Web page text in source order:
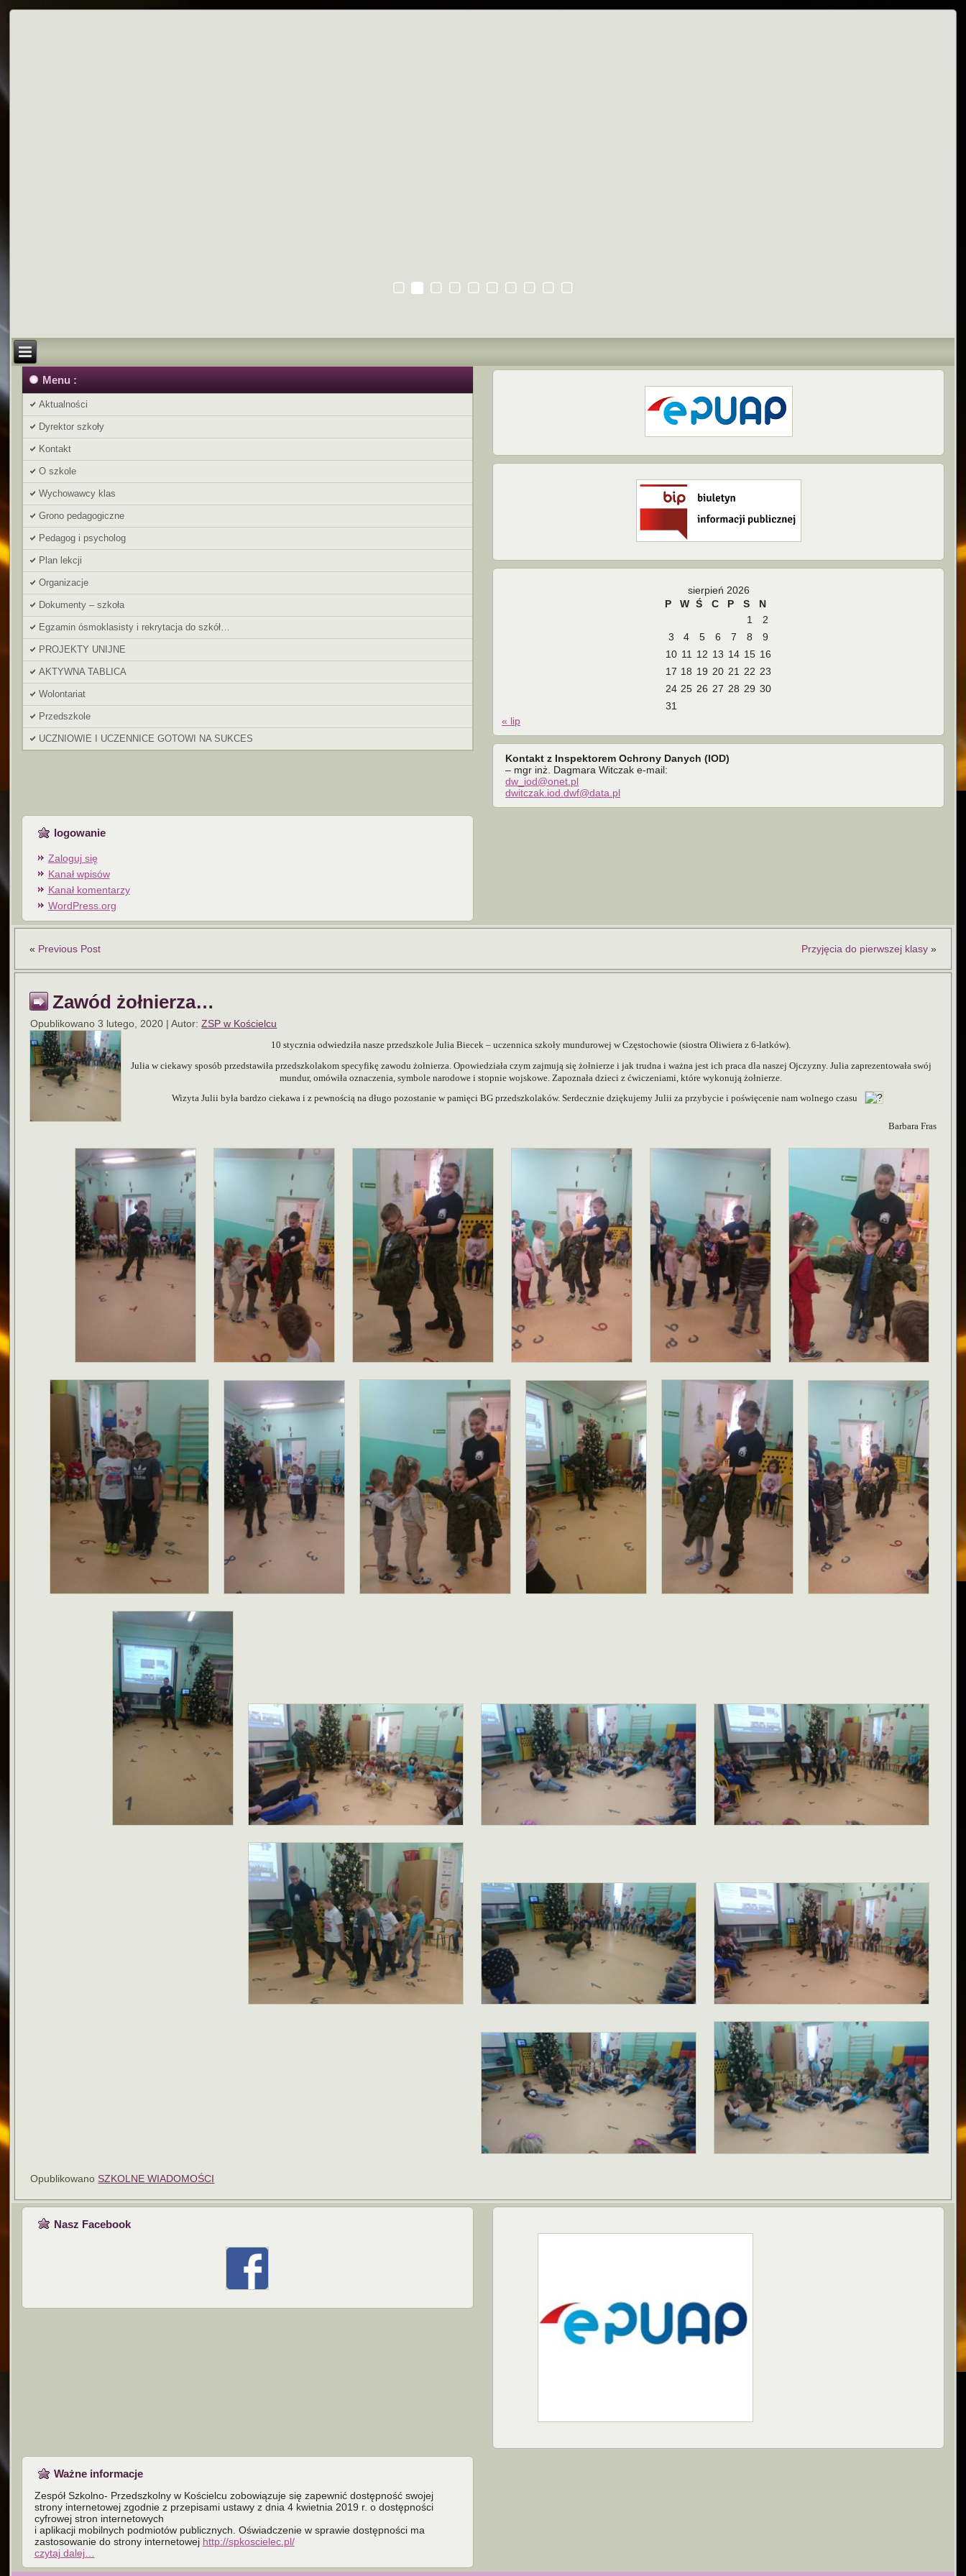
Menu :
Aktualności
Dyrektor szkoły
Kontakt
O szkole
Wychowawcy klas
Grono pedagogiczne
Pedagog i psycholog
Plan lekcji
Organizacje
Dokumenty – szkoła
Egzamin ósmoklasisty i rekrytacja do szkół…
PROJEKTY UNIJNE
AKTYWNA TABLICA
Wolontariat
Przedszkole
UCZNIOWIE I UCZENNICE GOTOWI NA SUKCES
sierpień 2026
P
W Ś C P S
N
1
2
3
4 5 6 7 8
9
10 11 12 13 14 15 16
17 18 19 20 21 22 23
24 25 26 27 28 29 30
31
« lip
Kontakt z Inspektorem Ochrony Danych (IOD)
– mgr inż. Dagmara Witczak e-mail:
dw_iod@onet.pl
dwitczak.iod.dwf@data.pl
logowanie
Zaloguj się
Kanał wpisów
Kanał komentarzy
WordPress.org
« Previous Post Przyjęcia do pierwszej klasy»
Zawód żołnierza…
Opublikowano 3 lutego, 2020 |Autor: ZSP w Kościelcu
10 stycznia odwiedziła nasze przedszkole Julia Biecek – uczennica szkoły mundurowej w Częstochowie (siostra Oliwiera z 6-latków).
Julia w ciekawy sposób przedstawiła przedszkolakom specyfikę zawodu żołnierza. Opowiedziała czym zajmują się żołnierze i jak trudna i ważna jest ich praca dla naszej Ojczyzny. Julia zaprezentowała swój
mundur, omówiła oznaczenia, symbole narodowe i stopnie wojskowe. Zapoznała dzieci z ćwiczeniami, które wykonują żołnierze.
Wizyta Julii była bardzo ciekawa i z pewnością na długo pozostanie w pamięci BG przedszkolaków. Serdecznie dziękujemy Julii za przybycie i poświęcenie nam wolnego czasu
Barbara Fras
Opublikowano SZKOLNE WIADOMOŚCI
Nasz Facebook
Ważne informacje
Zespół Szkolno- Przedszkolny w Kościelcu zobowiązuje się zapewnić dostępność swojej
strony internetowej zgodnie z przepisami ustawy z dnia 4 kwietnia 2019 r. o dostępności
cyfrowej stron internetowych
i aplikacji mobilnych podmiotów publicznych. Oświadczenie w sprawie dostępności ma
zastosowanie do strony internetowej http://spkoscielec.pl/
czytaj dalej…